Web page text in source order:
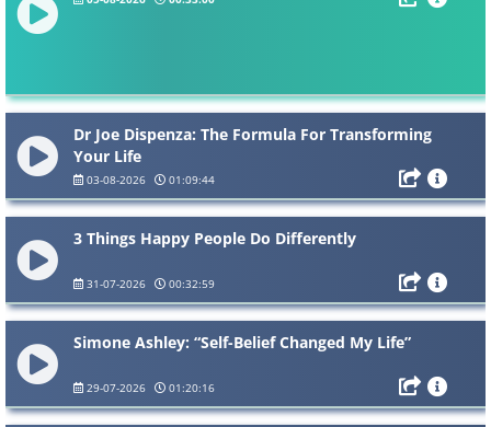
Dr Joe Dispenza: The Formula For Transforming
Your Life
03-08-2026 01:09:44
3 Things Happy People Do Differently
31-07-2026 00:32:59
Simone Ashley: “Self-Belief Changed My Life”
29-07-2026 01:20:16